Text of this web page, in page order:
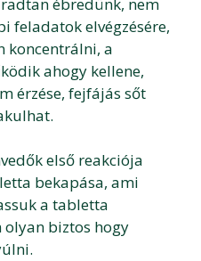
feladatok elvégzésére,
koncentrálni, a
ahogy kellene,
érzése, fejfájás sőt
első reakciója
bekapása, ami
a tabletta
biztos hogy